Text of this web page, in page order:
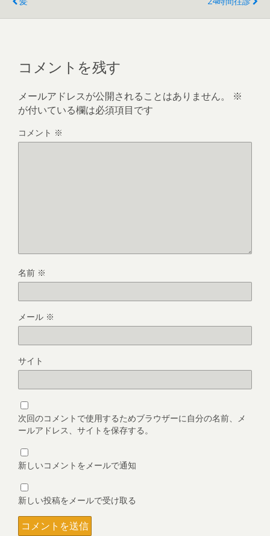
コメントを残す
メールアドレスが公開されることはありません。
※
が付いている欄は必須項目です
コメント ※
名前 ※
メール ※
サイト
次回のコメントで使用するためブラウザーに自分の名前、メ
ールアドレス、サイトを保存する。
新しいコメントをメールで通知
新しい投稿をメールで受け取る